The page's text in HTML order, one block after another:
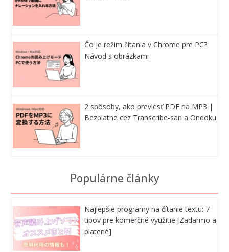
Čo je režim čítania v Chrome pre PC?
Návod s obrázkami
2 spôsoby, ako previesť PDF na MP3 |
Bezplatne cez Transcribe-san a Ondoku
Populárne články
Najlepšie programy na čítanie textu: 7
tipov pre komerčné využitie [Zadarmo a
platené]